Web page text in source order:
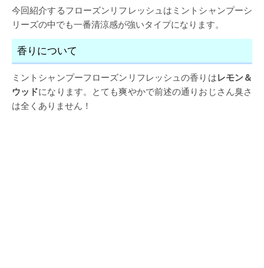
今回紹介するフローズンリフレッシュはミントシャンプーシ
リーズの中でも一番清涼感が強いタイプになります。
香りについて
ミントシャンプーフローズンリフレッシュの香りはレモン＆
ウッドになります。とても爽やかで前述の通りおじさん臭さ
は全くありません！